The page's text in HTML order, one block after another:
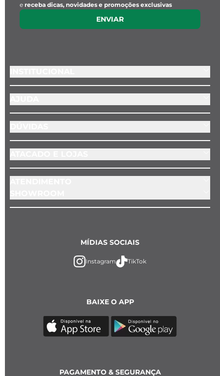
e receba dicas, novidades e promoções exclusivas
ENVIAR
BAIXE O APP
MÍDIAS SOCIAIS
Instagram TikTok
PAGAMENTO & SEGURANÇA